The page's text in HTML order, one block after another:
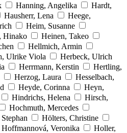
Hanning, Angelika
Hardt,
Hausherr, Lena
Heege,
Heim, Susanne
Hinako
Heinen, Takeo
Hellmich, Armin
Ulrike Viola
Herbeck, Ulrich
Herrmann, Kerstin
Hertling,
Herzog, Laura
Hesselbach,
Heyde, Corinna
Heyn,
Hindrichs, Helena
Hirsch,
Hochmuth, Mercedes
Hölters, Christine
Hoffmannová, Veronika
Holler,